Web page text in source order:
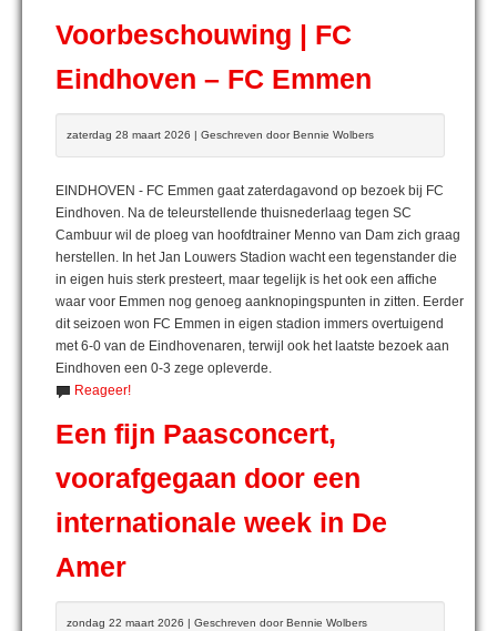
Voorbeschouwing | FC
Eindhoven – FC Emmen
zaterdag 28 maart 2026 | Geschreven door Bennie Wolbers
EINDHOVEN - FC Emmen gaat zaterdagavond op bezoek bij FC
Eindhoven. Na de teleurstellende thuisnederlaag tegen SC
Cambuur wil de ploeg van hoofdtrainer Menno van Dam zich graag
herstellen. In het Jan Louwers Stadion wacht een tegenstander die
in eigen huis sterk presteert, maar tegelijk is het ook een affiche
waar voor Emmen nog genoeg aanknopingspunten in zitten. Eerder
dit seizoen won FC Emmen in eigen stadion immers overtuigend
met 6-0 van de Eindhovenaren, terwijl ook het laatste bezoek aan
Eindhoven een 0-3 zege opleverde.
Reageer!
Een fijn Paasconcert,
voorafgegaan door een
internationale week in De
Amer
zondag 22 maart 2026 | Geschreven door Bennie Wolbers